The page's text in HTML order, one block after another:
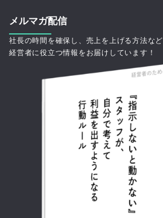
メルマガ配信
社長の時間を確保し、売上を上げる方法など
経営者に役立つ情報をお届けしています！